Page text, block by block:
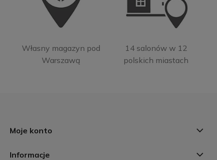
Własny magazyn pod
Warszawą
14 salonów w 12
polskich miastach
Moje konto
Informacje